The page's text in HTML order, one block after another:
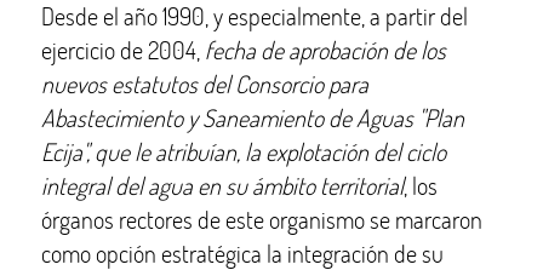
Desde el año 1990, y especialmente, a partir del
ejercicio de 2004, fecha deaprobación de los
nuevos estatutos del Consorcio para
Abastecimiento y Saneamiento de Aguas "Plan
Ecija", que le atribuían, la explotación del ciclo
integral del agua en su ámbito territorial, los
órganos rectores de este organismo se marcaron
como opción estratégica la integración de su